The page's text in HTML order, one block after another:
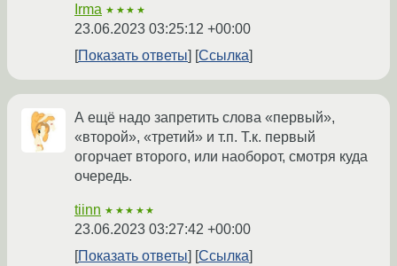
Irma ★★★★
23.06.2023 03:25:12 +00:00
Показать ответы
Ссылка
А ещё надо запретить слова «первый»,
«второй», «третий» и т.п. Т.к. первый
огорчает второго, или наоборот, смотря куда
очередь.
tiinn ★★★★★
23.06.2023 03:27:42 +00:00
Показать ответы
Ссылка